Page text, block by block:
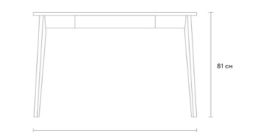
Белая шагрень Графит